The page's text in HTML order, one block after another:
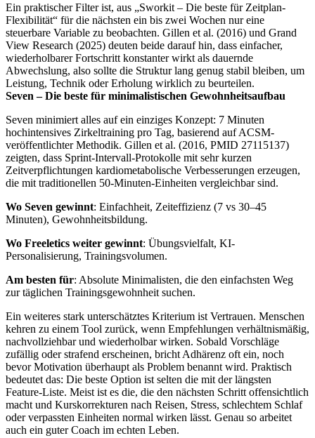
Ein praktischer Filter ist, aus „Sworkit – Die beste für Zeitplan-
Flexibilität“ für die nächsten ein bis zwei Wochen nur eine
steuerbare Variable zu beobachten. Gillen et al. (2016) und Grand
View Research (2025) deuten beide darauf hin, dass einfacher,
wiederholbarer Fortschritt konstanter wirkt als dauernde
Abwechslung, also sollte die Struktur lang genug stabil bleiben, um
Leistung, Technik oder Erholung wirklich zu beurteilen.
Seven – Die beste für minimalistischen Gewohnheitsaufbau
Seven minimiert alles auf ein einziges Konzept: 7 Minuten
hochintensives Zirkeltraining pro Tag, basierend auf ACSM-
veröffentlichter Methodik. Gillen et al. (2016, PMID 27115137)
zeigten, dass Sprint-Intervall-Protokolle mit sehr kurzen
Zeitverpflichtungen kardiometabolische Verbesserungen erzeugen,
die mit traditionellen 50-Minuten-Einheiten vergleichbar sind.
Wo Seven gewinnt: Einfachheit, Zeiteffizienz (7 vs 30–45
Minuten), Gewohnheitsbildung.
Wo Freeletics weiter gewinnt: Übungsvielfalt, KI-
Personalisierung, Trainingsvolumen.
Am besten für: Absolute Minimalisten, die den einfachsten Weg
zur täglichen Trainingsgewohnheit suchen.
Ein weiteres stark unterschätztes Kriterium ist Vertrauen. Menschen
kehren zu einem Tool zurück, wenn Empfehlungen verhältnismäßig,
nachvollziehbar und wiederholbar wirken. Sobald Vorschläge
zufällig oder strafend erscheinen, bricht Adhärenz oft ein, noch
bevor Motivation überhaupt als Problem benannt wird. Praktisch
bedeutet das: Die beste Option ist selten die mit der längsten
Feature-Liste. Meist ist es die, die den nächsten Schritt offensichtlich
macht und Kurskorrekturen nach Reisen, Stress, schlechtem Schlaf
oder verpassten Einheiten normal wirken lässt. Genau so arbeitet
auch ein guter Coach im echten Leben.